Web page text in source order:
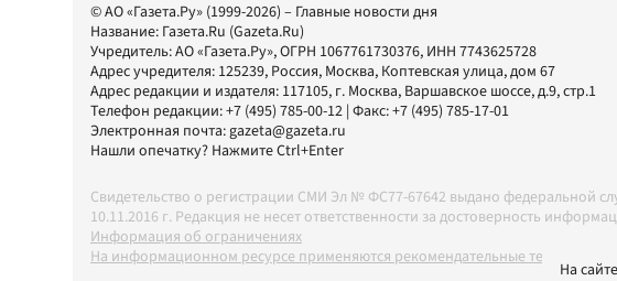
© АО «Газета.Ру» (1999-2026) – Главные новости дня
Название: Газета.Ru (Gazeta.Ru)
Учредитель:АО «Газета.Ру», ОГРН 1067761730376, ИНН 7743625728
Адрес учредителя: 125239, Россия, Москва, Коптевская улица, дом 67
Адрес редакции и издателя: 117105, г. Москва, Варшавское шоссе, д.9, стр.1
Телефон редакции:+7 (495) 785-00-12 | Факс:+7 (495) 785-17-01
Электронная почта:gazeta@gazeta.ru
Нашли опечатку? Нажмите Ctrl+Enter
Свидетельство о регистрации СМИ Эл № ФС77-67642 выдано федеральной
10.11.2016 г. Редакция не несет ответственности за достоверность
Информация об ограничениях
На информационном ресурсе применяются рекомендательные технологии в
На